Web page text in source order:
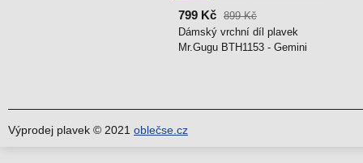
799 Kč 899 Kč
Dámský vrchní díl plavek
Mr.Gugu BTH1153 - Gemini
Výprodej plavek © 2021 oblečse.cz